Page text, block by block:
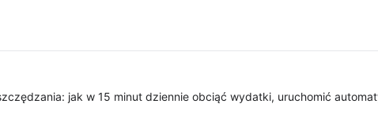
jak w 15 minut dziennie obciąć wydatki, uruchomić